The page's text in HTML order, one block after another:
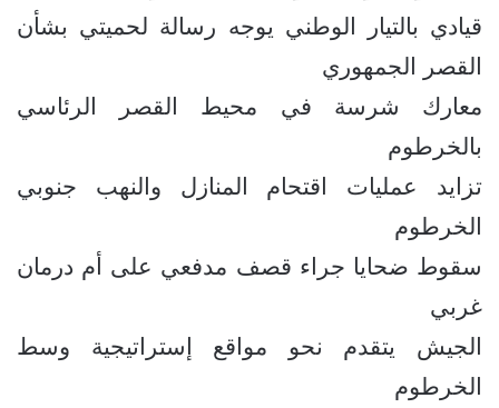
قيادي بالتيار الوطني يوجه رسالة لحميتي بشأن
القصر الجمهوري
معارك شرسة في محيط القصر الرئاسي
بالخرطوم
تزايد عمليات اقتحام المنازل والنهب جنوبي
الخرطوم
سقوط ضحايا جراء قصف مدفعي على أم درمان
غربي
الجيش يتقدم نحو مواقع إستراتيجية وسط
الخرطوم